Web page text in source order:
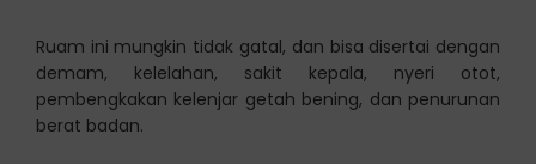
Ruam ini mungkin tidak gatal, dan bisa disertai dengan
demam, kelelahan, sakit kepala, nyeri otot,
pembengkakan kelenjar getah bening, dan penurunan
berat badan.